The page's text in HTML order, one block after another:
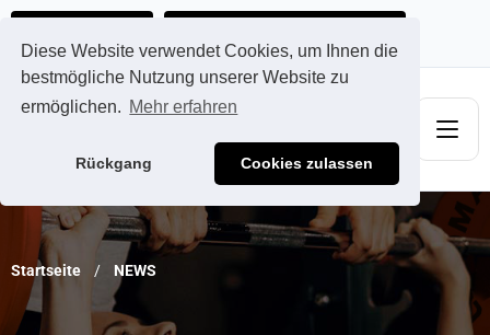
Diese Website verwendet Cookies, um Ihnen die
bestmögliche Nutzung unserer Website zu
ermöglichen. Mehr erfahren
Rückgang Cookies zulassen
Startseite NEWS